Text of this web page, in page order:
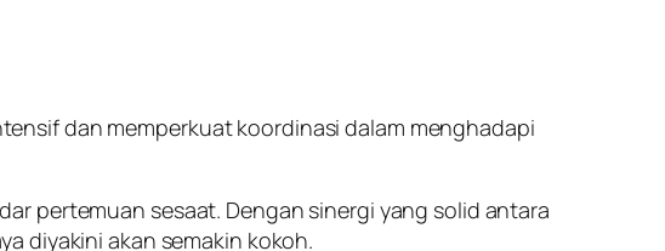
dan memperkuat koordinasi dalam menghadapi
pertemuan sesaat. Dengan sinergi yang solid antara
diyakini akan semakin kokoh.